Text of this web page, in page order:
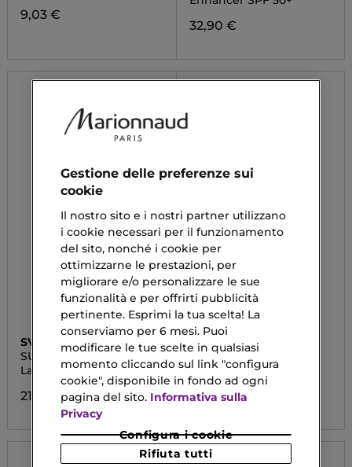
9,03 €
32,90 €
SVR
SUN SECURE
Latte Idratante SPF50+
21,38 €
BIOTHERM
WATERLOVER YOUTH
PROTECTION
Crema Solare SPF50
27,88 €
Gestione delle preferenze sui
cookie
Il nostro sito e i nostri partner utilizzano
i cookie necessari per il funzionamento
del sito, nonché i cookie per
ottimizzarne le prestazioni, per
migliorare e/o personalizzare le sue
funzionalità e per offrirti pubblicità
pertinente. Esprimi la tua scelta! La
conserviamo per 6 mesi. Puoi
modificare le tue scelte in qualsiasi
momento cliccando sul link "configura
cookie", disponibile in fondo ad ogni
pagina del sito. Informativa sulla
Privacy
Configura i cookie
Rifiuta tutti